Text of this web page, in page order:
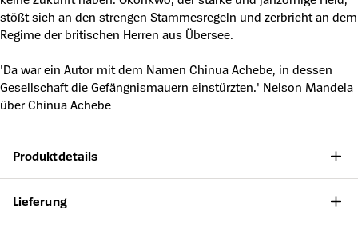
stößt sich an den strengen Stammesregeln und zerbricht an dem
Regime der britischen Herren aus Übersee.
'Da war ein Autor mit dem Namen Chinua Achebe, in dessen
Gesellschaft die Gefängnismauern einstürzten.' Nelson Mandela
über Chinua Achebe
Produktdetails
Lieferung